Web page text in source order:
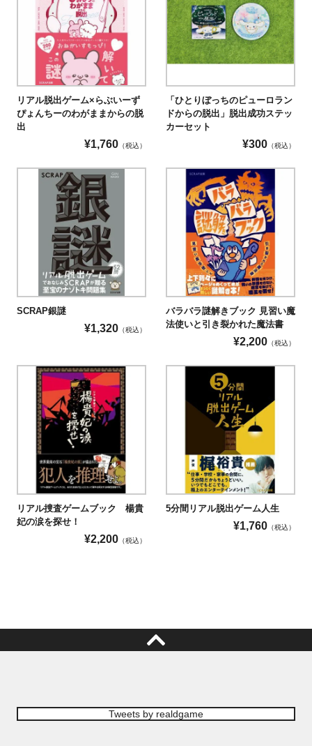
リアル脱出ゲーム×らぶいーず
ぴょんちーのわがままからの脱
出
¥1,760 （税込）
「ひとりぼっちのピューロラン
ドからの脱出」脱出成功ステッ
カーセット
¥300 （税込）
SCRAP銀謎
¥1,320 （税込）
バラバラ謎解きブック 見習い魔
法使いと引き裂かれた魔法書
¥2,200 （税込）
リアル捜査ゲームブック 楊貴
妃の涙を探せ！
¥2,200 （税込）
5分間リアル脱出ゲーム人生
¥1,760 （税込）
Tweets by realdgame